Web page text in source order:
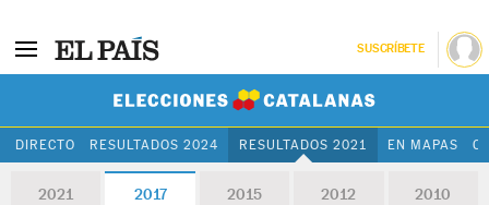
SUSCRÍBETE
DIRECTO RESULTADOS 2024 RESULTADOS 2021 EN MAPAS
2021 2017 2015 2012 2010